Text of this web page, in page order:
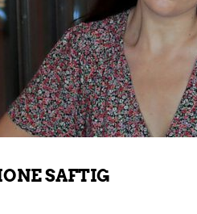
SAFTIG